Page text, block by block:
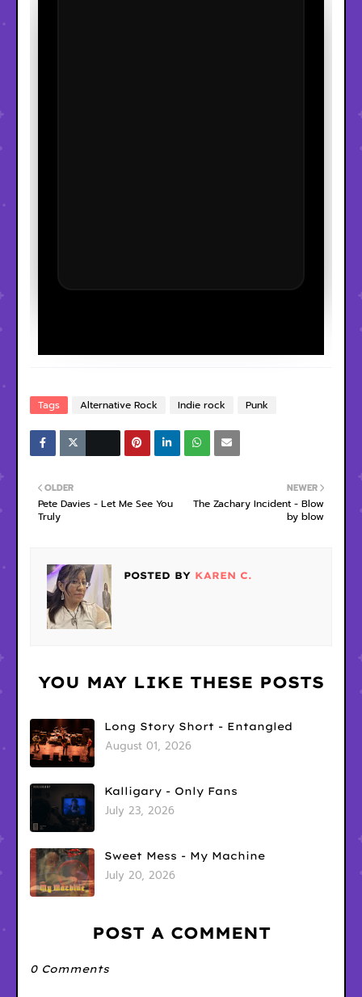
Tags Alternative Rock Indie rock Punk
NEWER
The Zachary Incident - Blow
by blow
OLDER
Pete Davies - Let Me See You
Truly
POSTED BY KAREN C.
YOU MAY LIKE THESE POSTS
Long Story Short - Entangled
August 01, 2026
Kalligary - Only Fans
July 23, 2026
Sweet Mess - My Machine
July 20, 2026
POST A COMMENT
0 Comments